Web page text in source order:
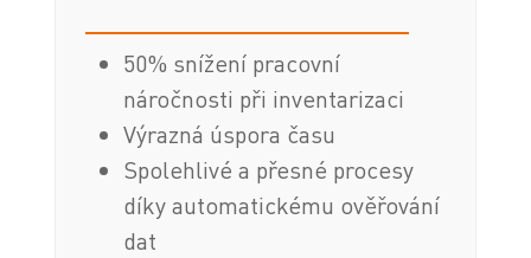
50% snížení pracovní
náročnosti při inventarizaci
Výrazná úspora času
Spolehlivé a přesné procesy
díky automatickému ověřování
dat